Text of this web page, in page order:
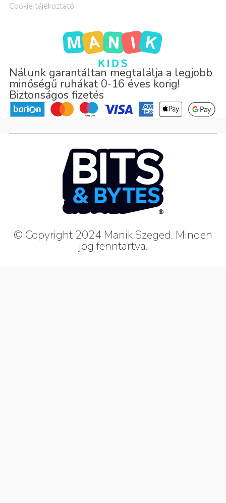
Nálunk garantáltan megtalálja a legjobb
minőségű ruhákat 0-16 éves korig!
Biztonságos fizetés
Cookie tájékoztató
© Copyright 2024 Manik Szeged. Minden
jog fenntartva.